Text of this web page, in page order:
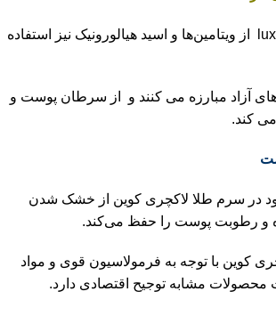
در سرم طلا luxury coin از ویتامین‌ها و اسید هیالورونیک نیز استفاده
آزاد مبارزه می کنند و از سرطان پوست و
کند.
در سرم طلا لاکچری کوین از خشک شدن
رطوبت پوست را حفظ می‌کند.
کوین با توجه به فرمولاسیون قوی و مواد
محصولات مشابه توجیح اقتصادی دارد.